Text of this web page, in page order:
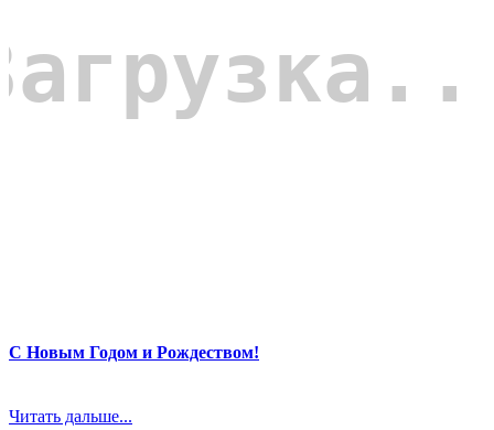
С Новым Годом и Рождеством!
Читать дальше...